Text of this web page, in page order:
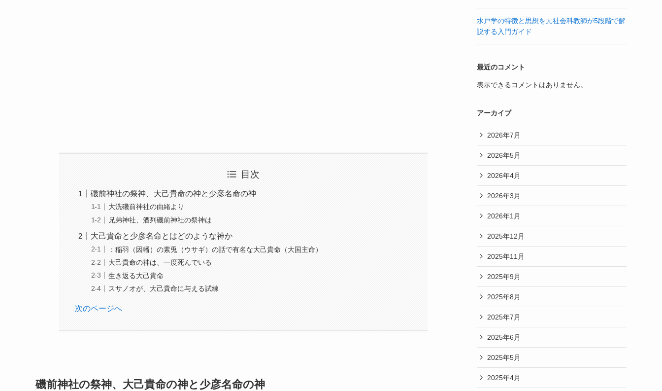
目次
磯前神社の祭神、大己貴命の神と少彦名命の神
大洗磯前神社の由緒より
兄弟神社、酒列磯前神社の祭神は
大己貴命と少彦名命とはどのような神か
：稲羽（因幡）の素兎（ウサギ）の話で有名な大己貴命（大国主命）
大己貴命の神は、一度死んでいる
生き返る大己貴命
スサノオが、大己貴命に与える試練
次のページへ
磯前神社の祭神、大己貴命の神と少彦名命の神
水戸学の特徴と思想を元社会科教師が5段階で解
説する入門ガイド
最近のコメント
表示できるコメントはありません。
アーカイブ
2026年7月
2026年5月
2026年4月
2026年3月
2026年1月
2025年12月
2025年11月
2025年9月
2025年8月
2025年7月
2025年6月
2025年5月
2025年4月